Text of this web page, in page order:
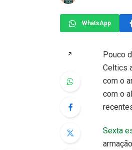
WhatsApp
↗ Pouco
Celtics
com o
com o
Sexta